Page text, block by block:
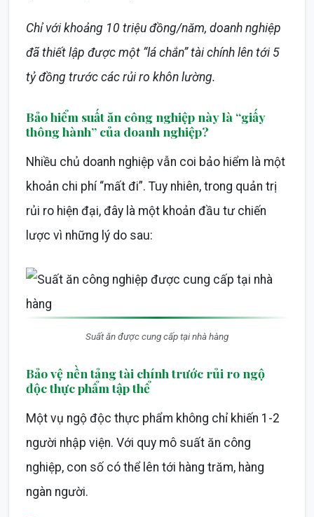
Chỉ với khoảng 10 triệu đồng/năm, doanh nghiệp
đã thiết lập được một “lá chắn” tài chính lên tới 5
tỷ đồng trước các rủi ro khôn lường.
Bảo hiểm suất ăn công nghiệp này là “giấy
thông hành” của doanh nghiệp?
Nhiều chủ doanh nghiệp vẫn coi bảo hiểm là một
khoản chi phí “mất đi”. Tuy nhiên, trong quản trị
rủi ro hiện đại, đây là một khoản đầu tư chiến
lược vì những lý do sau:
Suất ăn được cung cấp tại nhà hàng
Bảo vệ nền tảng tài chính trước rủi ro ngộ
độc thực phẩm tập thể
Một vụ ngộ độc thực phẩm không chỉ khiến 1-2
người nhập viện. Với quy mô suất ăn công
nghiệp, con số có thể lên tới hàng trăm, hàng
ngàn người.